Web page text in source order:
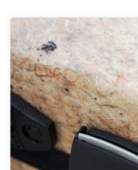
Ein
Rohstoff,
viele
Produkte"